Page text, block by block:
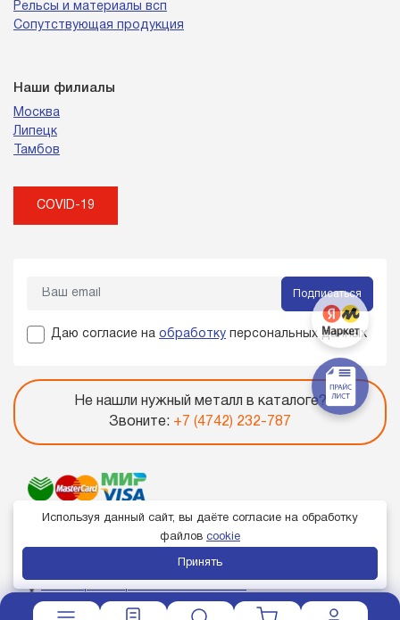
Рельсы и материалы всп
Сопутствующая продукция
Наши филиалы
Москва
Липецк
Тамбов
COVID-19
Подписаться
Даю согласие на обработку персональных данных
Не нашли нужный металл в каталоге?
Звоните: +7 (4742) 232-787
Используя данный сайт, вы даёте согласие на обработку
файлов cookie
Принять